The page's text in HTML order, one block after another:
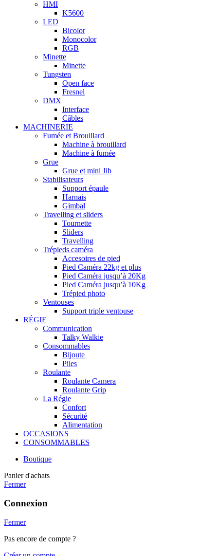
HMI
K5600
LED
Bicolor
Monocolor
RGB
Minette
Minette
Tungsten
Open face
Fresnel
DMX
Interface
Câbles
MACHINERIE
Fumée et Brouillard
Machine à brouillard
Machine à fumée
Grue
Grue et mini Jib
Stabilisateurs
Support épaule
Harnais
Gimbal
Travelling et sliders
Tournette
Sliders
Travelling
Trépieds caméra
Accesoires de pied
Pied Caméra 22kg et plus
Pied Caméra jusqu’à 20Kg
Pied Caméra jusqu’à 10Kg
Trépied photo
Ventouses
Support triple ventouse
RÉGIE
Communication
Talky Walkie
Consommables
Bijoute
Piles
Roulante
Roulante Camera
Roulante Grip
La Régie
Confort
Sécurité
Alimentation
OCCASIONS
CONSOMMABLES
Boutique
Panier d'achats
Fermer
Connexion
Fermer
Pas encore de compte ?